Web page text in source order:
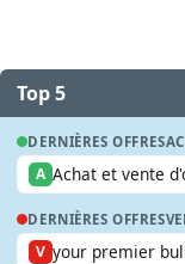
Top 5
DERNIÈRES OFFRES
A Achat et vente
DERNIÈRES OFFRES
V your premier